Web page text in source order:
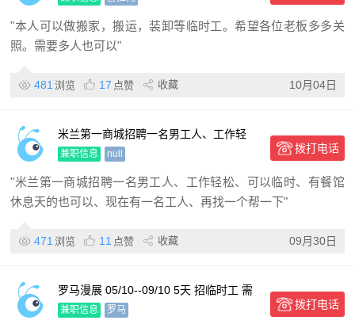
"本人可以做搬家，搬运，装卸等临时工。希望各位老板多多关
照。需要多人也可以"
481 浏览 17 点赞 收藏 10月04日
米兰第一商城招聘一名男工人、工作轻
松、可以临时
兼职信息 null 拨打电话
"米兰第一商城招聘一名男工人、工作轻松、可以临时、有餐馆
休息天的也可以、现在有一名工人、再找一个帮一下"
471 浏览 11 点赞 收藏 09月30日
罗马漫展 05/10--09/10 5天 招临时工 需
三人 男女均可
兼职信息 罗马 拨打电话